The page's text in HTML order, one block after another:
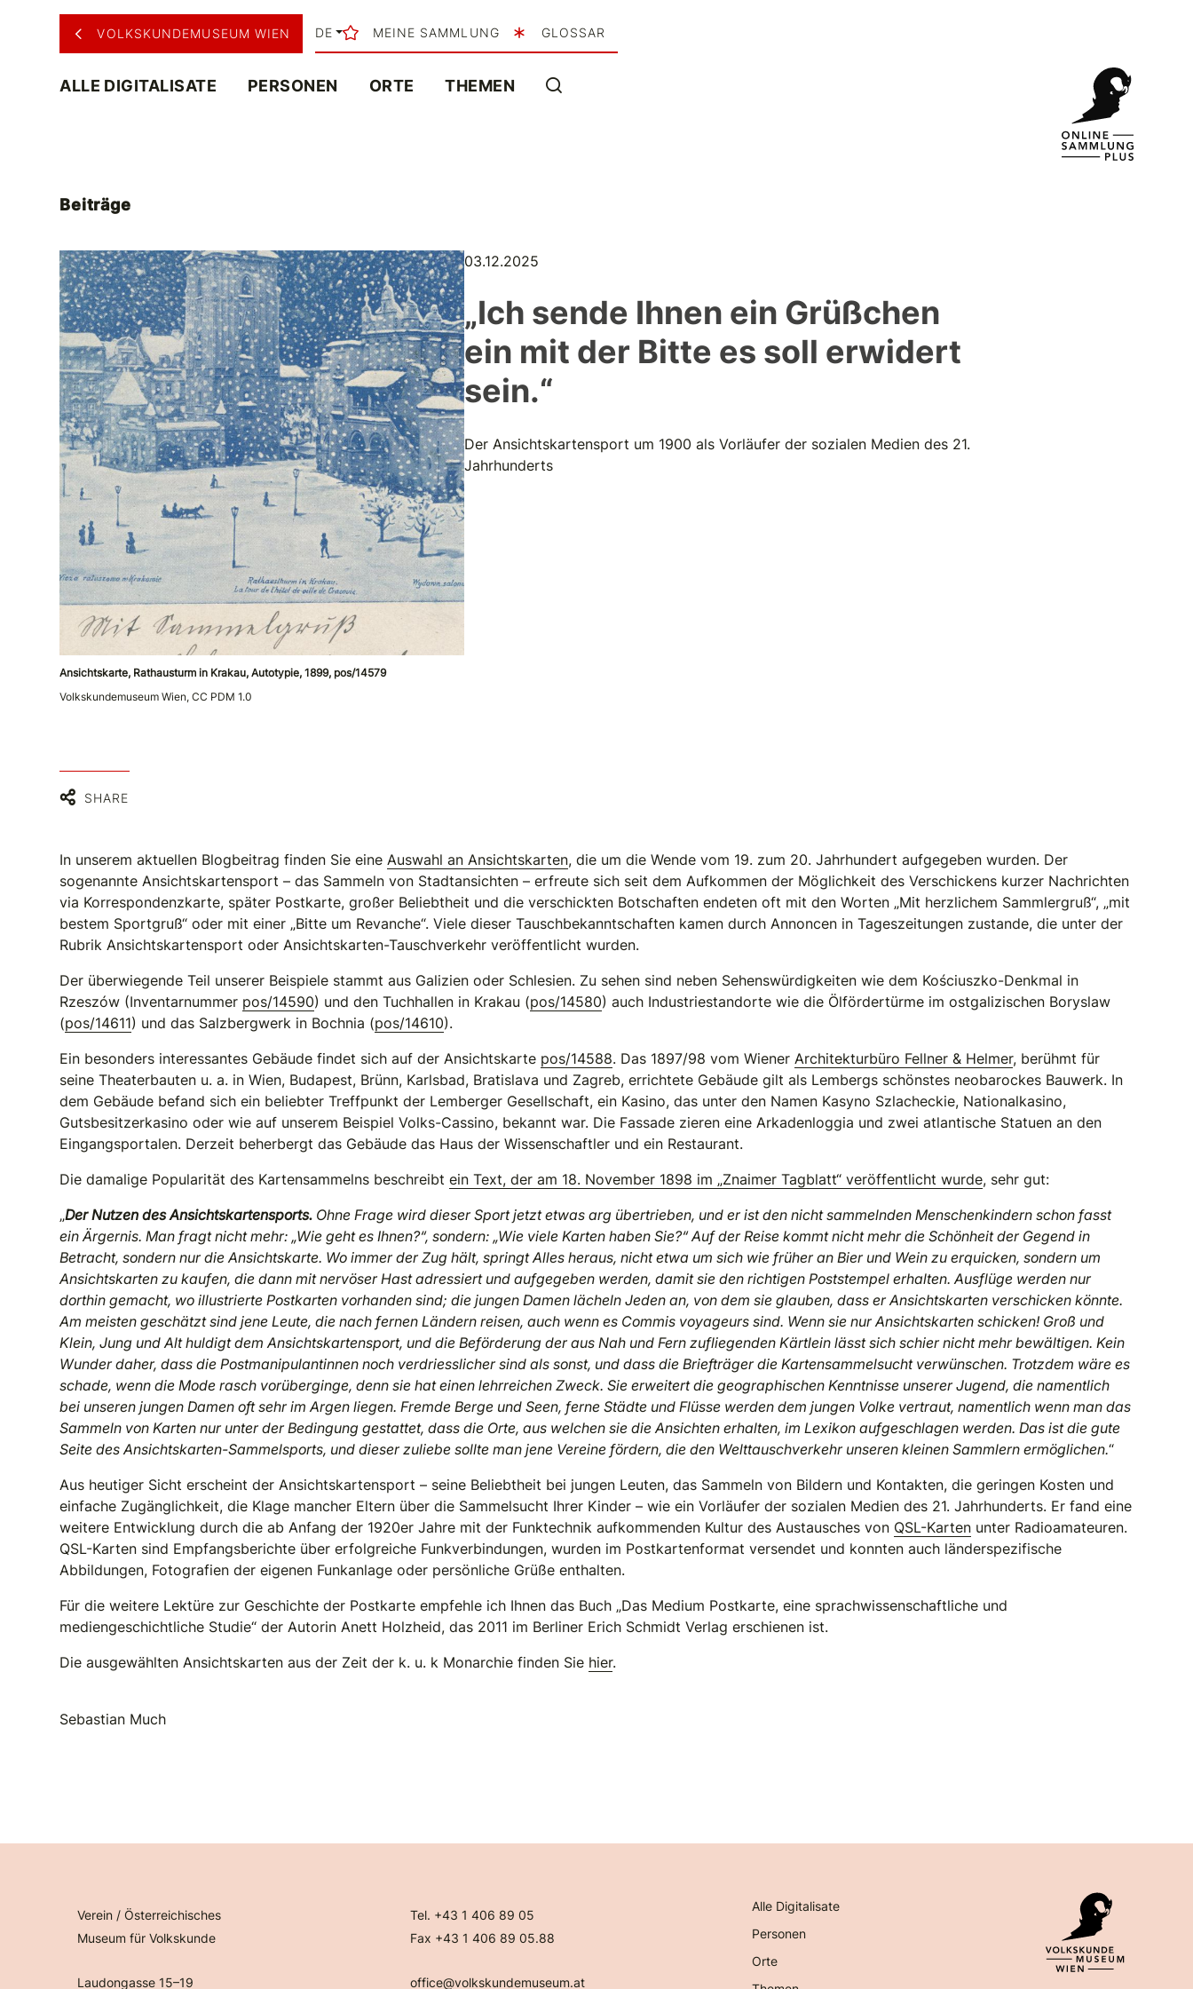
VOLKSKUNDEMUSEUM WIEN DE MEINE SAMMLUNG GLOSSAR
ALLE DIGITALISATE PERSONEN ORTE THEMEN
Beiträge
Ansichtskarte, Rathausturm in Krakau, Autotypie, 1899, pos/14579
Volkskundemuseum Wien, CC PDM 1.0
03.12.2025
„Ich sende Ihnen ein Grüßchen
ein mit der Bitte es soll erwidert
sein.“
Der Ansichtskartensport um 1900 als Vorläufer der sozialen Medien des 21.
Jahrhunderts
SHARE
In unserem aktuellen Blogbeitrag finden Sie eineAuswahl an Ansichtskarten, die um die Wende vom 19. zum 20. Jahrhundert aufgegeben wurden. Der
sogenannte Ansichtskartensport – das Sammeln von Stadtansichten – erfreute sich seit dem Aufkommen der Möglichkeit des Verschickens kurzer Nachrichten
via Korrespondenzkarte, später Postkarte, großer Beliebtheit und die verschickten Botschaften endeten oft mit den Worten „Mit herzlichem Sammlergruß“, „mit
bestem Sportgruß“ oder mit einer „Bitte um Revanche“. Viele dieser Tauschbekanntschaften kamen durch Annoncen in Tageszeitungen zustande, die unter der
Rubrik Ansichtskartensport oder Ansichtskarten-Tauschverkehr veröffentlicht wurden.
Der überwiegende Teil unserer Beispiele stammt aus Galizien oder Schlesien. Zu sehen sind neben Sehenswürdigkeiten wie dem Kościuszko-Denkmal in
Rzeszów (Inventarnummer pos/14590) und den Tuchhallen in Krakau (pos/14580) auch Industriestandorte wie die Ölfördertürme im ostgalizischen Boryslaw
(pos/14611) und das Salzbergwerk in Bochnia (pos/14610).
Ein besonders interessantes Gebäude findet sich auf der Ansichtskarte pos/14588. Das 1897/98 vom WienerArchitekturbüro Fellner & Helmer, berühmt für
seine Theaterbauten u. a. in Wien, Budapest, Brünn, Karlsbad, Bratislava und Zagreb, errichtete Gebäude gilt als Lembergs schönstes neobarockes Bauwerk. In
dem Gebäude befand sich ein beliebter Treffpunkt der Lemberger Gesellschaft, ein Kasino, das unter den Namen Kasyno Szlacheckie, Nationalkasino,
Gutsbesitzerkasino oder wie auf unserem Beispiel Volks-Cassino, bekannt war. Die Fassade zieren eine Arkadenloggia und zwei atlantische Statuen an den
Eingangsportalen. Derzeit beherbergt das Gebäude das Haus der Wissenschaftler und ein Restaurant.
Die damalige Popularität des Kartensammelns beschreibtein Text, der am 18. November 1898 im „Znaimer Tagblatt“ veröffentlicht wurde, sehr gut:
„Der Nutzen des Ansichtskartensports. Ohne Frage wird dieser Sport jetzt etwas arg übertrieben, und er ist den nicht sammelnden Menschenkindern schon fasst
ein Ärgernis. Man fragt nicht mehr: „Wie geht es Ihnen?“, sondern: „Wie viele Karten haben Sie?“ Auf der Reise kommt nicht mehr die Schönheit der Gegend in
Betracht, sondern nur die Ansichtskarte. Wo immer der Zug hält, springt Alles heraus, nicht etwa um sich wie früher an Bier und Wein zu erquicken, sondern um
Ansichtskarten zu kaufen, die dann mit nervöser Hast adressiert und aufgegeben werden, damit sie den richtigen Poststempel erhalten. Ausflüge werden nur
dorthin gemacht, wo illustrierte Postkarten vorhanden sind; die jungen Damen lächeln Jeden an, von dem sie glauben, dass er Ansichtskarten verschicken könnte.
Am meisten geschätzt sind jene Leute, die nach fernen Ländern reisen, auch wenn es Commis voyageurs sind. Wenn sie nur Ansichtskarten schicken! Groß und
Klein, Jung und Alt huldigt dem Ansichtskartensport, und die Beförderung der aus Nah und Fern zufliegenden Kärtlein lässt sich schier nicht mehr bewältigen. Kein
Wunder daher, dass die Postmanipulantinnen noch verdriesslicher sind als sonst, und dass die Briefträger die Kartensammelsucht verwünschen. Trotzdem wäre es
schade, wenn die Mode rasch vorüberginge, denn sie hat einen lehrreichen Zweck. Sie erweitert die geographischen Kenntnisse unserer Jugend, die namentlich
bei unseren jungen Damen oft sehr im Argen liegen. Fremde Berge und Seen, ferne Städte und Flüsse werden dem jungen Volke vertraut, namentlich wenn man das
Sammeln von Karten nur unter der Bedingung gestattet, dass die Orte, aus welchen sie die Ansichten erhalten, im Lexikon aufgeschlagen werden. Das ist die gute
Seite des Ansichtskarten-Sammelsports, und dieser zuliebe sollte man jene Vereine fördern, die den Welttauschverkehr unseren kleinen Sammlern ermöglichen.“
Aus heutiger Sicht erscheint der Ansichtskartensport – seine Beliebtheit bei jungen Leuten, das Sammeln von Bildern und Kontakten, die geringen Kosten und
einfache Zugänglichkeit, die Klage mancher Eltern über die Sammelsucht Ihrer Kinder – wie ein Vorläufer der sozialen Medien des 21. Jahrhunderts. Er fand eine
weitere Entwicklung durch die ab Anfang der 1920er Jahre mit der Funktechnik aufkommenden Kultur des Austausches von QSL-Karten unter Radioamateuren.
QSL-Karten sind Empfangsberichte über erfolgreiche Funkverbindungen, wurden im Postkartenformat versendet und konnten auch länderspezifische
Abbildungen, Fotografien der eigenen Funkanlage oder persönliche Grüße enthalten.
Für die weitere Lektüre zur Geschichte der Postkarte empfehle ich Ihnen das Buch „Das Medium Postkarte, eine sprachwissenschaftliche und
mediengeschichtliche Studie“ der Autorin Anett Holzheid, das 2011 im Berliner Erich Schmidt Verlag erschienen ist.
Die ausgewählten Ansichtskarten aus der Zeit der k. u. k Monarchie finden Sie hier.
Sebastian Much
Verein / Österreichisches
Museum für Volkskunde
Laudongasse 15–19
Tel. +43 1 406 89 05
Fax +43 1 406 89 05.88
office@volkskundemuseum.at
Alle Digitalisate
Personen
Orte